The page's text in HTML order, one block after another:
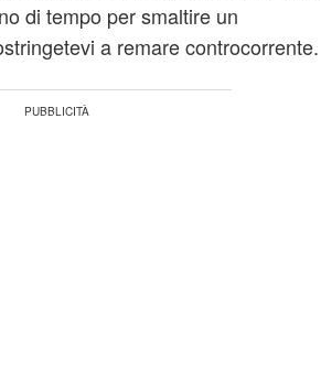
di tempo per smaltire un
a remare controcorrente.